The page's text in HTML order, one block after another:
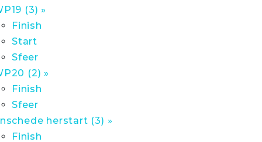
(3) »
Finish
Start
Sfeer
(2) »
Finish
Sfeer
herstart (3) »
Finish